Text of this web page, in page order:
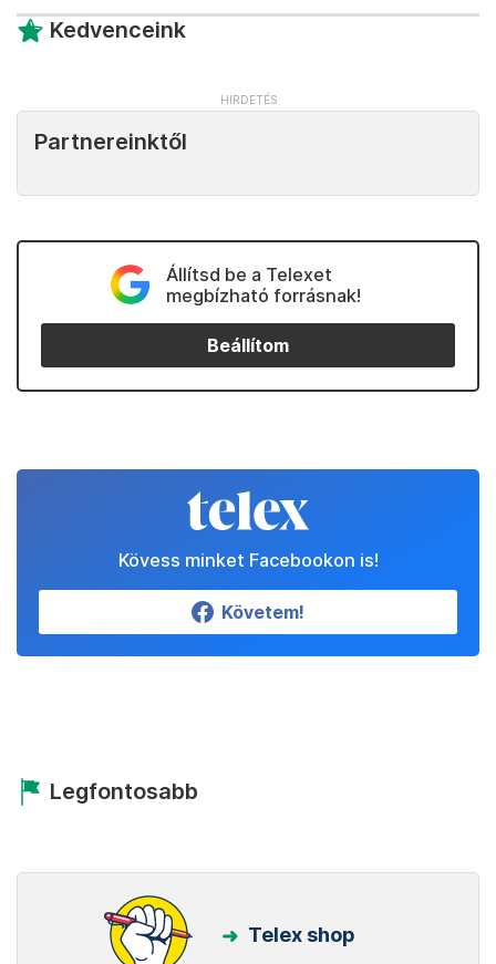
Kedvenceink
Partnereinktől
Állítsd be a Telexet
megbízható forrásnak!
Beállítom
Kövess minket Facebookon is!
Követem!
Legfontosabb
Telex shop